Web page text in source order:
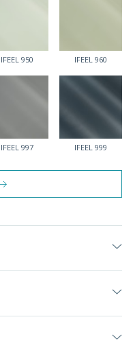
IFEEL 950 IFEEL 960
IFEEL 997 IFEEL 999